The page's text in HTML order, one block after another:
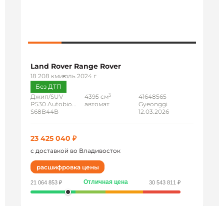
Land Rover Range Rover
18 208 кмиюль 2024 г
Без ДТП
Джип/SUV
P530 Autobio...
S68B44B
4395 см3
автомат
41648565
Gyeonggi
12.03.2026
23 425 040 ₽
с доставкой во Владивосток
расшифровка цены
21 064 853 ₽ Отличная цена 30 543 811 ₽